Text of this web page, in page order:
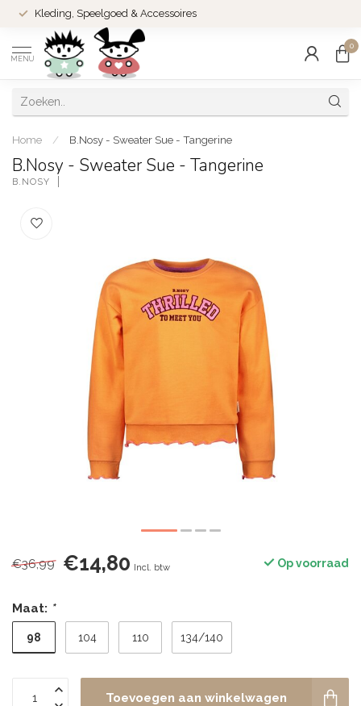
Kleding, Speelgoed & Accessoires
MENU
0
Home / B.Nosy - Sweater Sue - Tangerine
B.Nosy - Sweater Sue - Tangerine
B.NOSY
€36,99 €14,80 Incl. btw Op voorraad
Maat: *
98 104 110 134/140
Toevoegen aan winkelwagen